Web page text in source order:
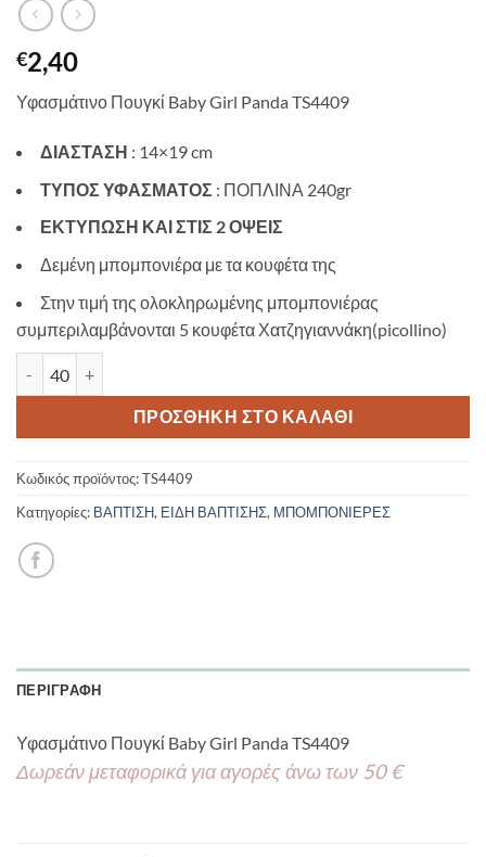
€2,40
Υφασμάτινο Πουγκί Baby Girl Panda TS4409
ΔΙΑΣΤΑΣΗ : 14×19 cm
ΤΥΠΟΣ ΥΦΑΣΜΑΤΟΣ : ΠΟΠΛΙΝΑ 240gr
ΕΚΤΥΠΩΣΗ ΚΑΙ ΣΤΙΣ 2 ΟΨΕΙΣ
Δεμένη μπομπονιέρα με τα κουφέτα της
Στην τιμή της ολοκληρωμένης μπομπονιέρας
συμπεριλαμβάνονται 5 κουφέτα Χατζηγιαννάκη(picollino)
ΠΡΟΣΘΉΚΗ ΣΤΟ ΚΑΛΆΘΙ
Κωδικός προϊόντος:TS4409
Κατηγορίες: ΒΑΠΤΙΣΗ, ΕΙΔΗ ΒΑΠΤΙΣΗΣ, ΜΠΟΜΠΟΝΙΕΡΕΣ
ΠΕΡΙΓΡΑΦΉ
Υφασμάτινο Πουγκί Baby Girl Panda TS4409
Δωρεάν μεταφορικά για αγορές άνω των 50 €